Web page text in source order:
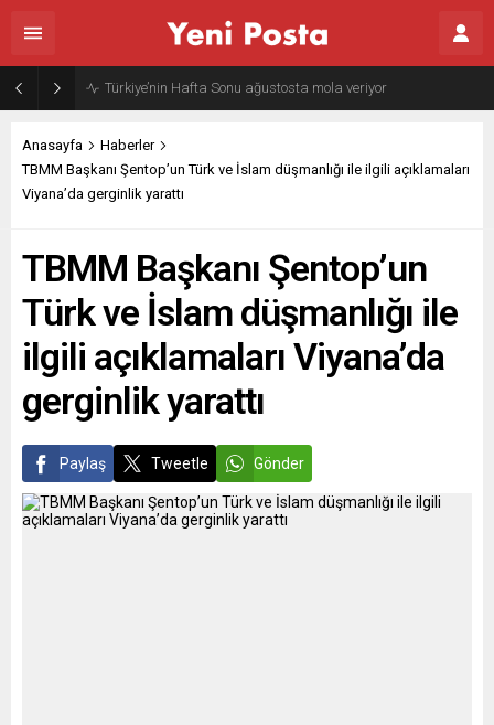
Gazze’nin geleceği: Teknokratik kontrol mü, kolonializm mi?
Anasayfa
Haberler
TBMM Başkanı Şentop’un Türk ve İslam düşmanlığı ile ilgili açıklamaları
Viyana’da gerginlik yarattı
TBMM Başkanı Şentop’un
Türk ve İslam düşmanlığı ile
ilgili açıklamaları Viyana’da
gerginlik yarattı
Paylaş Tweetle Gönder